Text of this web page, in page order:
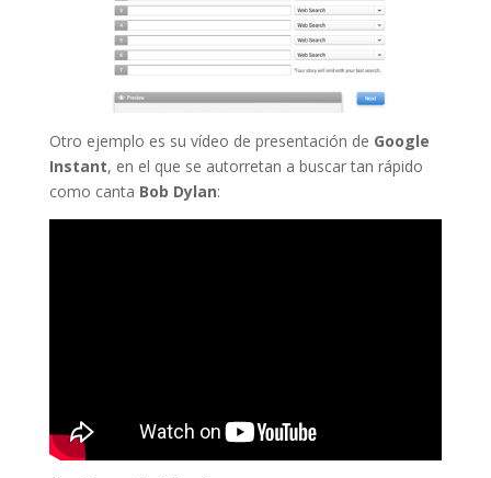
Otro ejemplo es su vídeo de presentación de Google
Instant, en el que se autorretan a buscar tan rápido
como canta Bob Dylan: